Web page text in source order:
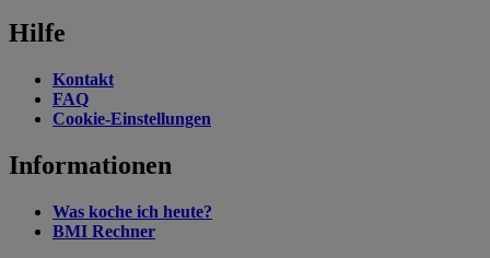
Hilfe
Kontakt
FAQ
Cookie-Einstellungen
Informationen
Was koche ich heute?
BMI Rechner